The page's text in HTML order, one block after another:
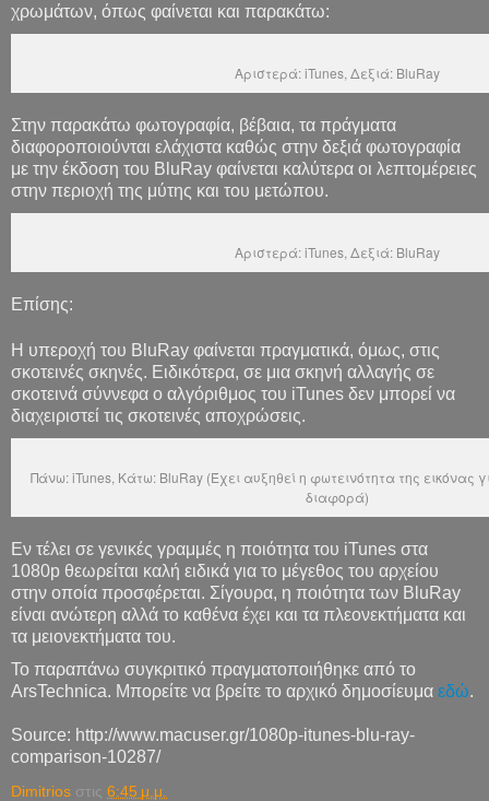
χρωμάτων, όπως φαίνεται και παρακάτω:
Αριστερά: iTunes, Δεξιά: BluRay
Στην παρακάτω φωτογραφία, βέβαια, τα πράγματα
διαφοροποιούνται ελάχιστα καθώς στην δεξιά φωτογραφία
με την έκδοση του BluRay φαίνεται καλύτερα οι λεπτομέρειες
στην περιοχή της μύτης και του μετώπου.
Αριστερά: iTunes, Δεξιά: BluRay
Επίσης:
H υπεροχή του BluRay φαίνεται πραγματικά, όμως, στις
σκοτεινές σκηνές. Ειδικότερα, σε μια σκηνή αλλαγής σε
σκοτεινά σύννεφα ο αλγόριθμος του iTunes δεν μπορεί να
διαχειριστεί τις σκοτεινές αποχρώσεις.
Πάνω: iTunes, Κάτω: BluRay (Έχει αυξηθεί η φωτεινότητα της εικόνας
διαφορά)
Εν τέλει σε γενικές γραμμές η ποιότητα του iTunes στα
1080p θεωρείται καλή ειδικά για το μέγεθος του αρχείου
στην οποία προσφέρεται. Σίγουρα, η ποιότητα των BluRay
είναι ανώτερη αλλά το καθένα έχει και τα πλεονεκτήματα και
τα μειονεκτήματα του.
Το παραπάνω συγκριτικό πραγματοποιήθηκε από το
ArsTechnica. Μπορείτε να βρείτε το αρχικό δημοσίευμα εδώ.
Source: http://www.macuser.gr/1080p-itunes-blu-ray-
comparison-10287/
Dimitrios στις 6:45 μ.μ.